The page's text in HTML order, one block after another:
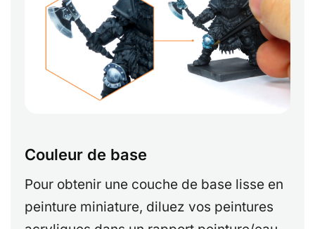
Couleur de base
Pour obtenir une couche de base lisse en
peinture miniature, diluez vos peintures